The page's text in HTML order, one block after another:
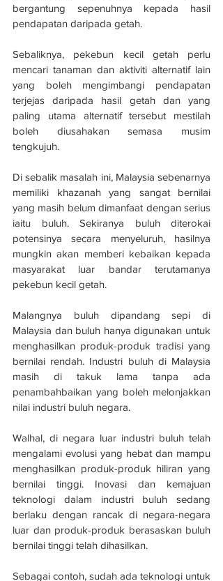
bergantung sepenuhnya kepada hasil
pendapatan daripada getah.
Sebaliknya, pekebun kecil getah perlu
mencari tanaman dan aktiviti alternatif lain
yang boleh mengimbangi pendapatan
terjejas daripada hasil getah dan yang
paling utama alternatif tersebut mestilah
boleh diusahakan semasa musim
tengkujuh.
Di sebalik masalah ini, Malaysia sebenarnya
memiliki khazanah yang sangat bernilai
yang masih belum dimanfaat dengan serius
iaitu buluh. Sekiranya buluh diterokai
potensinya secara menyeluruh, hasilnya
mungkin akan memberi kebaikan kepada
masyarakat luar bandar terutamanya
pekebun kecil getah.
Malangnya buluh dipandang sepi di
Malaysia dan buluh hanya digunakan untuk
menghasilkan produk-produk tradisi yang
bernilai rendah. Industri buluh di Malaysia
masih di takuk lama tanpa ada
penambahbaikan yang boleh melonjakkan
nilai industri buluh negara.
Walhal, di negara luar industri buluh telah
mengalami evolusi yang hebat dan mampu
menghasilkan produk-produk hiliran yang
bernilai tinggi. Inovasi dan kemajuan
teknologi dalam industri buluh sedang
berlaku dengan rancak di negara-negara
luar dan produk-produk berasaskan buluh
bernilai tinggi telah dihasilkan.
Sebagai contoh, sudah ada teknologi untuk